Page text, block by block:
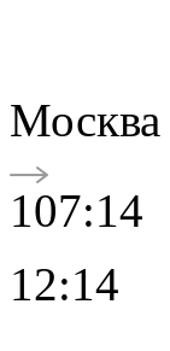
Москва
107:14
12:14